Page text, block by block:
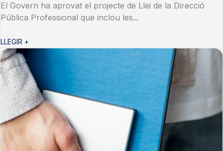
El Govern ha aprovat el projecte de Llei de la Direcció
Pública Professional que inclou les...
LLEGIR +